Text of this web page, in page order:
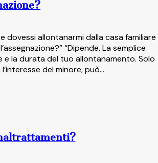
dovessi allontanarmi dalla casa familiare
“Dipende. La semplice
e la durata del tuo allontanamento. Solo
del minore, può…